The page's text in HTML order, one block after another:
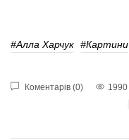
#алла Харчук #картини
Коментарів (0) 1990